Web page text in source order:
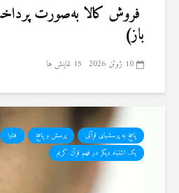
فروش کالا به‌صورت
باز)
10 ژوئن 2026 15 نمایش ها
پاسخ به پرسشهای قرآنی پرسش و پاسخ
فتاوا
یک اشتباه دیگر در فهم قرآن کریم